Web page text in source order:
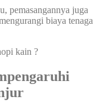
pemasangannya juga
biaya tenaga
kain ?